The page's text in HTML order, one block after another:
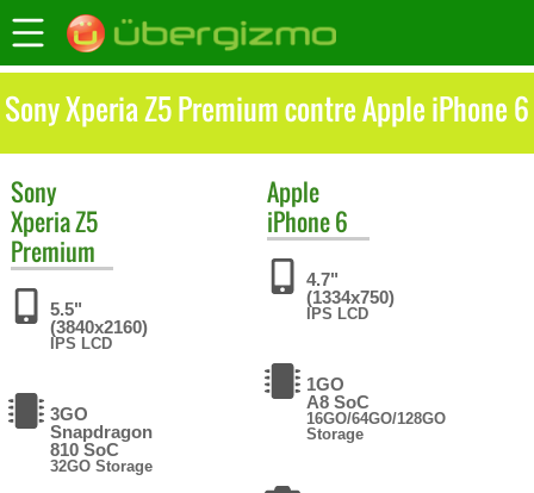
Sony Xperia Z5 Premium contre Apple iPhone 6
Sony
Xperia Z5
Premium
5.5"
(3840x2160)
IPS LCD
3GO
Snapdragon
810 SoC
32GO Storage
Apple
iPhone 6
4.7"
(1334x750)
IPS LCD
1GO
A8 SoC
16GO/64GO/128GO
Storage